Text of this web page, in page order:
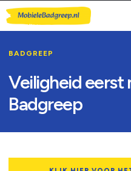
BADGREEP
Veiligheid eerst
Badgreep